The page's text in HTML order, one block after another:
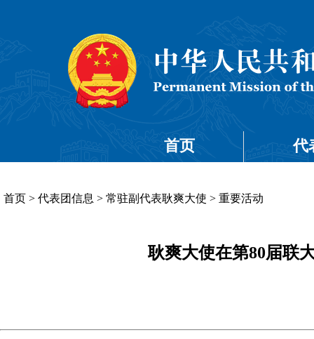
首页 代
首页 > 代表团信息 > 常驻副代表耿爽大使 > 重要活动
耿爽大使在第80届联